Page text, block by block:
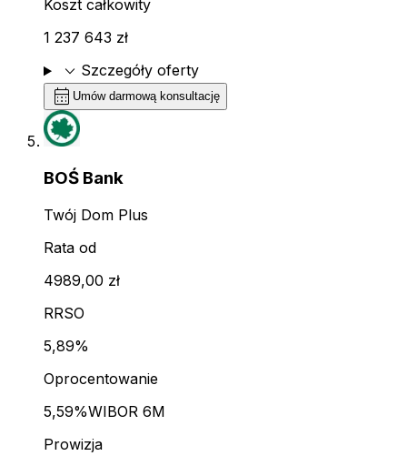
Koszt całkowity
1 237 643 zł
expand_more Szczegóły oferty
calendar_month Umów darmową konsultację
BOŚ Bank
Twój Dom Plus
Rata od
4989,00 zł
RRSO
5,89%
Oprocentowanie
5,59%WIBOR 6M
Prowizja